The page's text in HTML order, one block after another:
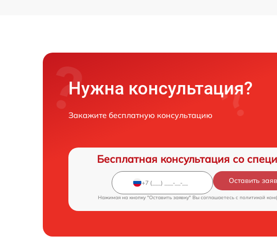
Нужна консультация?
Закажите бесплатную консультацию
Бесплатная консультация со
Оставить
Нажимая на кнопку "Оставить заявку" Вы соглашаетесь c политикой